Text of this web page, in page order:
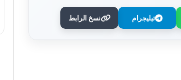
تيليجرام نسخ الرابط
أسعار النفط تتراجع عالميًا.. خام برنت عند